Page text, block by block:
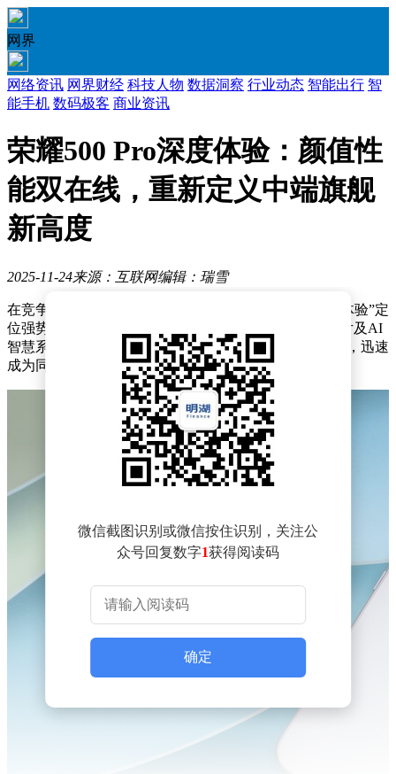
网界
网络资讯 网界财经 科技人物 数据洞察 行业动态 智能出行 智
能手机 数码极客 商业资讯
荣耀500 Pro深度体验：颜值性
能双在线，重新定义中端旗舰
新高度
2025-11-24来源：互联网编辑：瑞雪
在竞争白热化的中高端手机市场，荣耀500 Pro以“双超体验”定
位强势入局，凭借全系骁龙8旗舰芯、自研射频增强芯片及AI
智慧系统等硬核配置，结合兼顾颜值与手感的创新设计，迅速
成为同价位段最具竞争力的机型之一。
微信截图识别或微信按住识别，关注公
众号回复数字1获得阅读码
确定